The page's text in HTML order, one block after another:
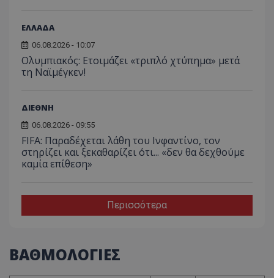
ΕΛΛΑΔΑ
06.08.2026 - 10:07
Ολυμπιακός: Ετοιμάζει «τριπλό χτύπημα» μετά
τη Ναϊμέγκεν!
ΔΙΕΘΝΗ
06.08.2026 - 09:55
FIFA: Παραδέχεται λάθη του Ινφαντίνο, τον
στηρίζει και ξεκαθαρίζει ότι... «δεν θα δεχθούμε
καμία επίθεση»
Περισσότερα
ΒΑΘΜΟΛΟΓΙΕΣ